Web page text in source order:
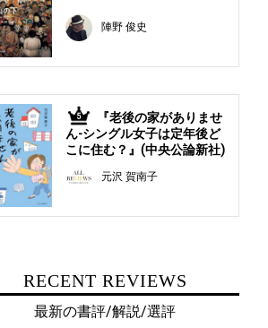
陣野 俊史
5
『老後の家がありませ
ん-シングル女子は定年後ど
こに住む？』(中央公論新社)
元沢 賀南子
RECENT REVIEWS
最新の書評/解説/選評